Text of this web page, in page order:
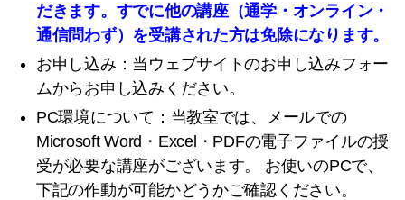
だきます。すでに他の講座（通学・ オンライン・
通信問わず）を受講された方は免除になります。
お申し込み：当ウェブサイトのお申し込みフォー
ムからお申し込みください。
PC環境について：当教室では、メールでの
Microsoft Word・Excel・PDFの電子ファイルの授
受が必要な講座がございます。
お使いのPCで、
下記の作動が可能かどうかご確認ください。